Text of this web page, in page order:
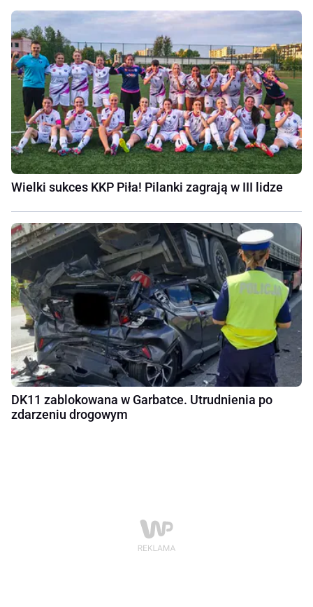
Wielki sukces KKP Piła! Pilanki zagrają w III lidze
DK11 zablokowana w Garbatce. Utrudnienia po
zdarzeniu drogowym